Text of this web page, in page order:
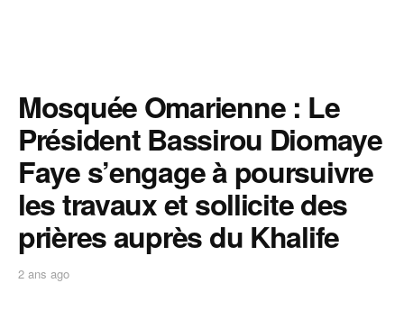
Mosquée Omarienne : Le
Président Bassirou Diomaye
Faye s’engage à poursuivre
les travaux et sollicite des
prières auprès du Khalife
2 ans ago